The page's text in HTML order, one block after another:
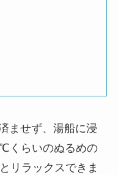
ませず、湯船に浸
くらいのぬるめの
リラックスできま